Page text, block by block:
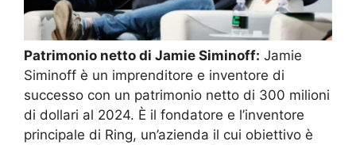
Patrimonio netto di Jamie Siminoff: Jamie
Siminoff è un imprenditore e inventore di
successo con un patrimonio netto di 300 milioni
di dollari al 2024. È il fondatore e l’inventore
principale di Ring, un’azienda il cui obiettivo è